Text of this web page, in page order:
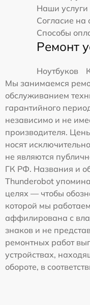
Наши услуги
Согласие на
Способы
Ремонт
Ноутбуков
Мы занимаемся
обслуживанием
гарантийного
независимо и не
производителя.
носят
не являются
ГК РФ. Названия и
Thunderobot
целях — чтобы
которой мы
аффилирована с
знаков и не
ремонтных работ
устройствах,
обороте, в